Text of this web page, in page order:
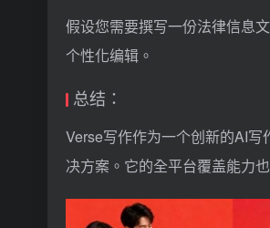
假设您需要撰写一份法律信息
个性化编辑。
总结：
Verse写作作为一个创新的AI
决方案。它的全平台覆盖能力